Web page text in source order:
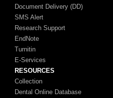
Document Delivery (DD)
SMS Alert
Research Support
EndNote
Turnitin
E-Services
RESOURCES
Collection
Dental Online Database